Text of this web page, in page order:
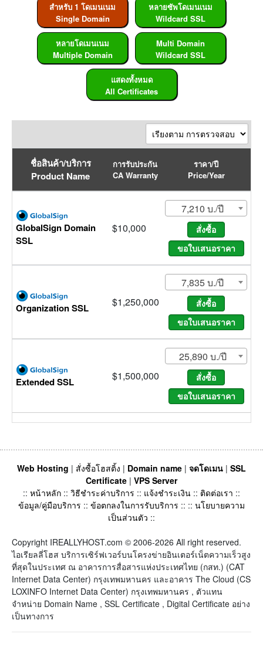
สำหรับ 1 โดเมนเนม
Single Domain
หลายซัพโดเมนเนม
Wildcard SSL
หลายโดเมนเนม
Multiple Domain
Multi Domain
Wildcard SSL
แสดงทั้งหมด
All Certificates
ชื่อสินค้า/บริการ
Product Name
การรับประกัน
CA Warranty
ราคา/ปี
Price/Year
GlobalSign Domain
SSL
$10,000
7,210 บ./ปี
Organization SSL $1,250,000
7,835 บ./ปี
Extended SSL $1,500,000
25,890 บ./ปี
Web Hosting | สั่งซื้อโฮสติ้ง | Domain name | จดโดเมน | SSL
Certificate | VPS Server
:: หน้าหลัก :: วิธีชำระค่าบริการ :: แจ้งชำระเงิน :: ติดต่อเรา ::
ข้อมูล/คู่มือบริการ :: ข้อตกลงในการรับบริการ :: :: นโยบายความ
เป็นส่วนตัว ::
Copyright IREALLYHOST.com © 2006-2026 All right reserved.
ไอเรียลลี่โฮส บริการเซิร์ฟเวอร์บนโครงข่ายอินเตอร์เน็ตความเร็วสูง
ที่สุดในประเทศ ณ อาคารการสื่อสารแห่งประเทศไทย (กสท.) (CAT
Internet Data Center) กรุงเทพมหานคร และอาคาร The Cloud (CS
LOXINFO Internet Data Center) กรุงเทพมหานคร , ตัวแทน
จำหน่าย Domain Name , SSL Certificate , Digital Certificate อย่าง
เป็นทางการ